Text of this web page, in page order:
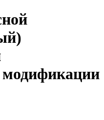
модификации